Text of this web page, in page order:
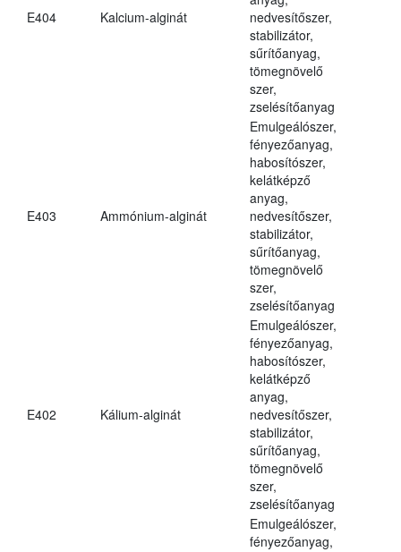
E404 Kalcium-alginát
nedvesítőszer,
stabilizátor,
sűrítőanyag,
tömegnövelő
szer,
zselésítőanyag
E403 Ammónium-alginát
Emulgeálószer,
fényezőanyag,
habosítószer,
kelátképző
anyag,
nedvesítőszer,
stabilizátor,
sűrítőanyag,
tömegnövelő
szer,
zselésítőanyag
E402 Kálium-alginát
Emulgeálószer,
fényezőanyag,
habosítószer,
kelátképző
anyag,
nedvesítőszer,
stabilizátor,
sűrítőanyag,
tömegnövelő
szer,
zselésítőanyag
Emulgeálószer,
fényezőanyag,